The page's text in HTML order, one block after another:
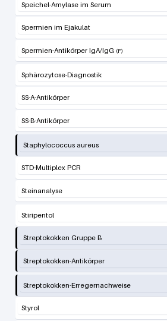
Speichel-Amylase im Serum
Spermien im Ejakulat
Spermien-Antikörper IgA/IgG
Sphärozytose-Diagnostik
SS-A-Antikörper
SS-B-Antikörper
Staphylococcus aureus
STD-Multiplex PCR
Steinanalyse
Stiripentol
Streptokokken Gruppe B
Streptokokken-Antikörper
Streptokokken-Erregernachweise
Styrol